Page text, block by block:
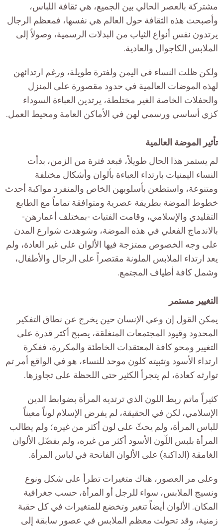
مشتركة بالعصر الحالي بين الجميع، هي ثقافة اللباس،
وأصبحت هذه الثقافة حول العالم هي نفسها، فمعظم الرجال
يرتدون نفس أنواع الثياب من البدلات الرسمية، وصولاً إلى
الملابس الكاجوال والعادية.
ولكن ظلت النساء في اليمن ولفترة طويلة، ورغم ارتدائهن
لهذه الموضات العالمية في حدود مقصورة على المنزل
والحفلات الخاصة الغير مختلطة، يرتدين العباءة السوداء
كزي أساسي ورسمي لهن في الأماكن العامة ومحيط العمل.
تأثير الموضة العالمية
لم يستمر هذا الحال طويلاً، فبعد فترة من الزمن، بدأت
النساء اليمنيات بارتداء العباءة بألوان وأشكال مختلفة
ومتنوعة، واستطعن بأسلوبهن الخاص والمنفرد مواكبة أحدث
خطوط الموضة بطريقة عصرية ومتوافقة تماماً مع الطابع
التقليدي والإسلامي، وقامت الفتيات -بمختلف أعمارهن-
بالاندماج الفعلي في هذه الموضة، وشوهدت شوارع المدن
على وجه الخصوص ممتزجة فيها الألوان على غير العادة، ولم
يعد ارتداء الملابس الملونة مقتصراً على الرجال والأطفال،
وشمل كافة أطياف المجتمع.
التغيير مستمر
يمكن القول إن وعي الإنسان حين يخرج عن نطاق التفكير
المحدود وقيود المجتمعات المنغلقة، يصبح أكثر قدرة على
التغيير ومحو كافة المعتقدات الخاطئة والمكررة، ففكرة
ارتداء الأسود وتثبيته كلون موحد للنساء، هو في الواقع أمر تم
توارثه كعادة، لم يتجرأ الكثير حتى اللحظة على تجاوزها.
كثيراً ماتم ربط اللون الذي ترتديه المرأة بضوابط الدين
الإسلامي، لكن في الحقيقة، لم يفرض الإسلام لوناً معيناً
للباس المرأة، ولم يحثّ على لون أكثر من غيره؛ ولم يطالب
المرأة بلبس اللّون الأسود أكثر من غيره، ولم يفضّل الألوان
الغامقة (الداكنة) على الألوان الفاتحة في لباس المرأة.
وعلى مر العصور، هناك متغيرات تطرأ على شكل ونوع
ونسيج الملابس، سواء للرجل أو المرأة، حسب جغرافية
المكان. الألوان أيضاً تتغير وتخضع للمتغيرات في كل حقبة
زمنية، وقد تحولت معظم الملابس في عصور سابقة إلى